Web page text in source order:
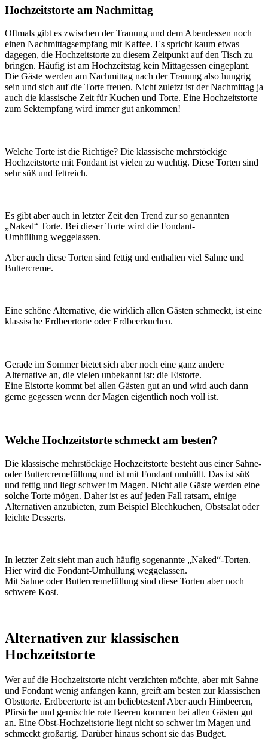
Hochzeitstorte am Nachmittag
Oftmals gibt es zwischen der Trauung und dem Abendessen noch
einen Nachmittagsempfang mit Kaffee. Es spricht kaum etwas
dagegen, die Hochzeitstorte zu diesem Zeitpunkt auf den Tisch zu
bringen. Häufig ist am Hochzeitstag kein Mittagessen eingeplant.
Die Gäste werden am Nachmittag nach der Trauung also hungrig
sein und sich auf die Torte freuen. Nicht zuletzt ist der Nachmittag ja
auch die klassische Zeit für Kuchen und Torte. Eine Hochzeitstorte
zum Sektempfang wird immer gut ankommen!
Welche Torte ist die Richtige? Die klassische mehrstöckige
Hochzeitstorte mit Fondant ist vielen zu wuchtig. Diese Torten sind
sehr süß und fettreich.
Es gibt aber auch in letzter Zeit den Trend zur so genannten
„Naked“ Torte. Bei dieser Torte wird die Fondant-
Umhüllung weggelassen.
Aber auch diese Torten sind fettig und enthalten viel Sahne und
Buttercreme.
Eine schöne Alternative, die wirklich allen Gästen schmeckt, ist eine
klassische Erdbeertorte oder Erdbeerkuchen.
Gerade im Sommer bietet sich aber noch eine ganz andere
Alternative an, die vielen unbekannt ist: die Eistorte.
Eine Eistorte kommt bei allen Gästen gut an und wird auch dann
gerne gegessen wenn der Magen eigentlich noch voll ist.
Welche Hochzeitstorte schmeckt am besten?
Die klassische mehrstöckige Hochzeitstorte besteht aus einer Sahne-
oder Buttercremefüllung und ist mit Fondant umhüllt. Das ist süß
und fettig und liegt schwer im Magen. Nicht alle Gäste werden eine
solche Torte mögen. Daher ist es auf jeden Fall ratsam, einige
Alternativen anzubieten, zum Beispiel Blechkuchen, Obstsalat oder
leichte Desserts.
In letzter Zeit sieht man auch häufig sogenannte „Naked“-Torten.
Hier wird die Fondant-Umhüllung weggelassen.
Mit Sahne oder Buttercremefüllung sind diese Torten aber noch
schwere Kost.
Alternativen zur klassischen
Hochzeitstorte
Wer auf die Hochzeitstorte nicht verzichten möchte, aber mit Sahne
und Fondant wenig anfangen kann, greift am besten zur klassischen
Obsttorte. Erdbeertorte ist am beliebtesten! Aber auch Himbeeren,
Pfirsiche und gemischte rote Beeren kommen bei allen Gästen gut
an. Eine Obst-Hochzeitstorte liegt nicht so schwer im Magen und
schmeckt großartig. Darüber hinaus schont sie das Budget.